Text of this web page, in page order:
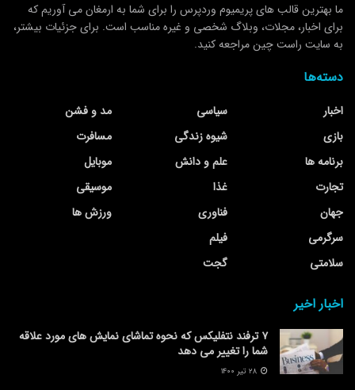
ما بهترین قالب های پریمیوم وردپرس را برای شما به ارمغان می آوریم که
برای اخبار، مجلات، وبلاگ شخصی و غیره مناسب است. برای جزئیات بیشتر،
به سایت راست چین مراجعه کنید.
دسته‌ها
اخبار
بازی
برنامه ها
تجارت
جهان
سرگرمی
سلامتی
سیاسی
شیوه زندگی
علم و دانش
غذا
فناوری
فیلم
گجت
مد و فشن
مسافرت
موبایل
موسیقی
ورزش ها
اخبار اخیر
۷ ترفند نتفلیکس که نحوه تماشای نمایش های مورد علاقه
شما را تغییر می دهد